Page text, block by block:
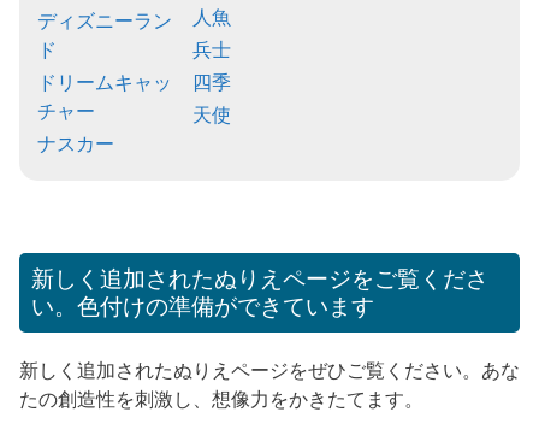
ディズニーラン
ド
ドリームキャッ
チャー
ナスカー
人魚
兵士
四季
天使
新しく追加されたぬりえページをご覧くださ
い。色付けの準備ができています
新しく追加されたぬりえページをぜひご覧ください。あな
たの創造性を刺激し、想像力をかきたてます。